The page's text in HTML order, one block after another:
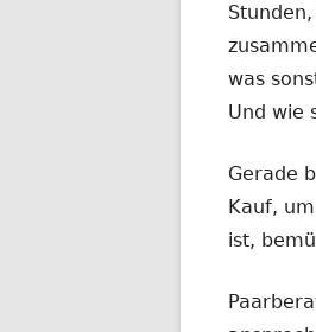
was
Und wie
Gerade
Kauf,
ist,